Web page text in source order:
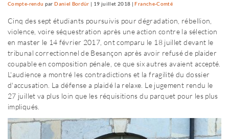
Compte-rendu parDaniel Bordür | 19 juillet 2018 |Franche-Comté
Cinq des sept étudiants poursuivis pour dégradation, rébellion,
violence, voire séquestration après une action contre la sélection
en master le 14 février 2017, ont comparu le 18 juillet devant le
tribunal correctionnel de Besançon après avoir refusé de plaider
coupable en composition pénale, ce que six autres avaient accepté.
L'audience a montré les contradictions et la fragilité du dossier
d'accusation. La défense a plaidé la relaxe. Le jugement rendu le
27 juillet va plus loin que les réquisitions du parquet pour les plus
impliqués.